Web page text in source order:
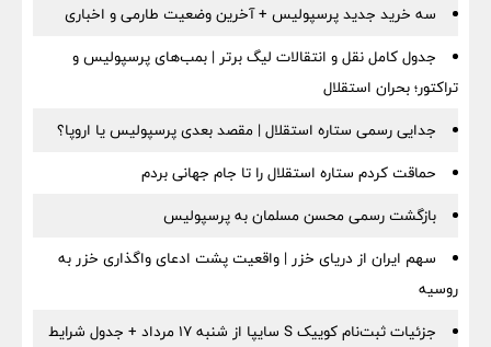
سه خرید جدید پرسپولیس + آخرین وضعیت طارمی و اخباری
جدول کامل نقل و انتقالات لیگ برتر | بمب‌های پرسپولیس و
تراکتور؛ بحران استقلال
جدایی رسمی ستاره استقلال | مقصد بعدی پرسپولیس یا اروپا؟
حماقت کردم ستاره استقلال را تا جام جهانی بردم
بازگشت رسمی محسن مسلمان به پرسپولیس
سهم ایران از دریای خزر | واقعیت پشت ادعای واگذاری خزر به
روسیه
جزئیات ثبت‌نام کوییک S سایپا از شنبه ۱۷ مرداد + جدول شرایط